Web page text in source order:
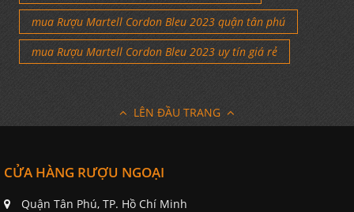
mua Rượu Martell Cordon Bleu 2023 quận tân phú
mua Rượu Martell Cordon Bleu 2023 uy tín giá rẻ
LÊN ĐẦU TRANG
CỬA HÀNG RƯỢU NGOẠI
Quận Tân Phú, TP. Hồ Chí Minh